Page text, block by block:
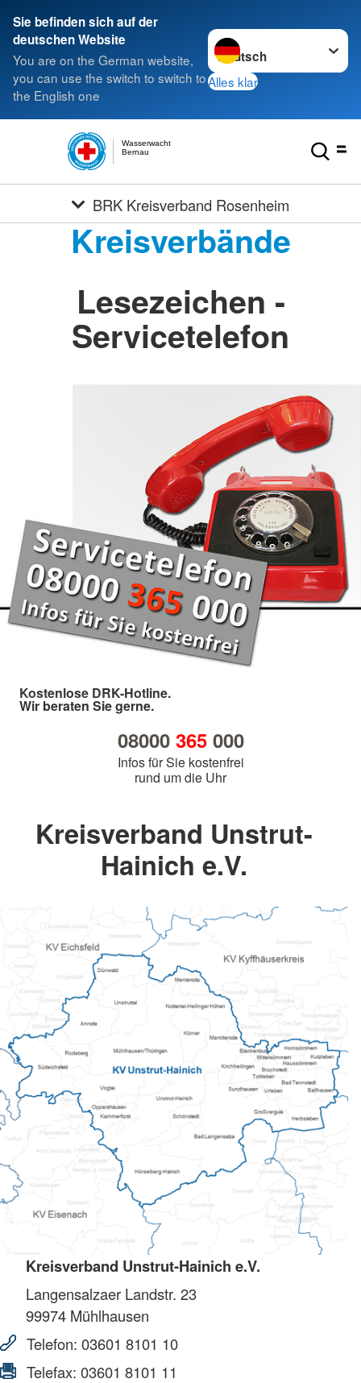
Sie befinden sich auf der
deutschen Website
You are on the German website,
you can use the switch to switch to
the English one
Sprache wechseln zu
Alles klar
Bernau
Wasserwacht
BRK Kreisverband Rosenheim
Kreisverbände
Lesezeichen -
Servicetelefon
Kostenlose DRK-Hotline.
Wir beraten Sie gerne.
08000 365000
Infos für Sie kostenfrei
rund um die Uhr
Kreisverband Unstrut-
Hainich e.V.
Kreisverband Unstrut-Hainich e.V.
Langensalzaer Landstr. 23
99974 Mühlhausen
Telefon: 03601 8101 10
Telefax: 03601 8101 11